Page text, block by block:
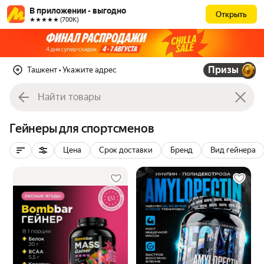
В приложении - выгодно
★★★★★ (700К)
Открыть
Ташкент • Укажите адрес Призы
Гейнеры для спортсменов
Цена Срок доставки Бренд Вид гейнера